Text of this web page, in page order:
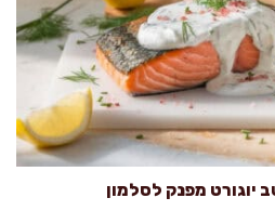
יוגורט מפנק לסלמון